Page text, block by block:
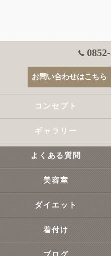
お問い合わせはこちら
コンセプト
ギャラリー
よくある質問
美容室
ダイエット
着付け